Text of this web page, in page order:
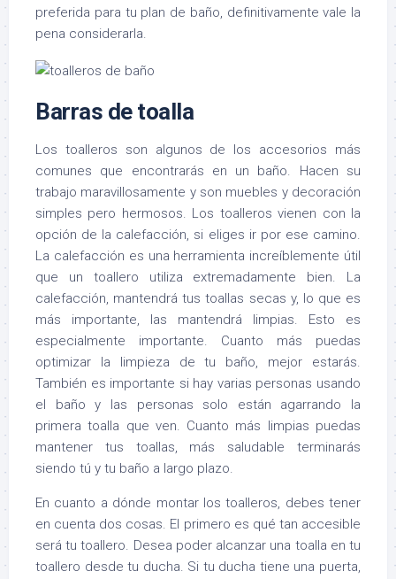
preferida para tu plan de baño, definitivamente vale la
pena considerarla.
Barras de toalla
Los toalleros son algunos de los accesorios más
comunes que encontrarás en un baño. Hacen su
trabajo maravillosamente y son muebles y decoración
simples pero hermosos. Los toalleros vienen con la
opción de la calefacción, si eliges ir por ese camino.
La calefacción es una herramienta increíblemente útil
que un toallero utiliza extremadamente bien. La
calefacción, mantendrá tus toallas secas y, lo que es
más importante, las mantendrá limpias. Esto es
especialmente importante. Cuanto más puedas
optimizar la limpieza de tu baño, mejor estarás.
También es importante si hay varias personas usando
el baño y las personas solo están agarrando la
primera toalla que ven. Cuanto más limpias puedas
mantener tus toallas, más saludable terminarás
siendo tú y tu baño a largo plazo.
En cuanto a dónde montar los toalleros, debes tener
en cuenta dos cosas. El primero es qué tan accesible
será tu toallero. Desea poder alcanzar una toalla en tu
toallero desde tu ducha. Si tu ducha tiene una puerta,